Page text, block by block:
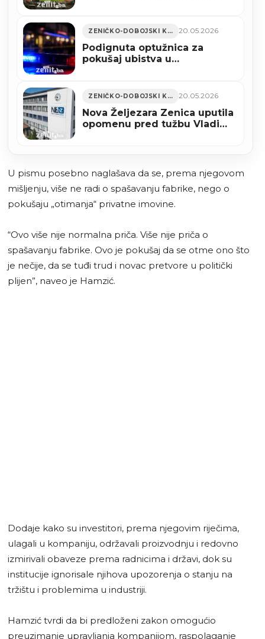
ZENIČKO-DOBOJSKI KANTON 20.05.2026
Podignuta optužnica za
pokušaj ubistva u
ZENIČKO-DOBOJSKI KANTON 20.05.2026
Nova Željezara Zenica uputila
opomenu pred tužbu Vladi
U pismu posebno naglašava da se, prema njegovom
mišljenju, više ne radi o spašavanju fabrike, nego o
pokušaju „otimanja“ privatne imovine.
“Ovo više nije normalna priča. Više nije priča o
spašavanju fabrike. Ovo je pokušaj da se otme ono što
je nečije, da se tuđi trud i novac pretvore u politički
plijen”, naveo je Hamzić.
Dodaje kako su investitori, prema njegovim riječima,
ulagali u kompaniju, održavali proizvodnju i redovno
izmirivali obaveze prema radnicima i državi, dok su
institucije ignorisale njihova upozorenja o stanju na
tržištu i problemima u industriji.
Hamzić tvrdi da bi predloženi zakon omogućio
preuzimanje upravljanja kompanijom, raspolaganje